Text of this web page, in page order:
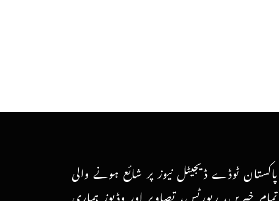
پاکستان ٹوڈے ڈیجیٹل نیوز پر شائع ہونے والی
تمام خبریں، رپورٹس، تصاویر اور وڈیوز ہماری